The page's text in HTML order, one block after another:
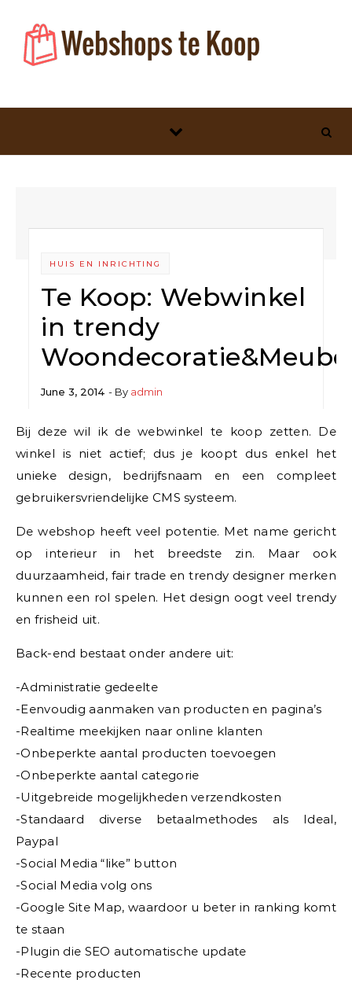
HUIS EN INRICHTING
Te Koop: Webwinkel
in trendy
June 3, 2014 - By admin
Bij deze wil ik de webwinkel te koop zetten. De
winkel is niet actief; dus je koopt dus enkel het
unieke design, bedrijfsnaam en een compleet
gebruikersvriendelijke CMS systeem.
De webshop heeft veel potentie. Met name gericht
op interieur in het breedste zin. Maar ook
duurzaamheid, fair trade en trendy designer merken
kunnen een rol spelen. Het design oogt veel trendy
en frisheid uit.
Back-end bestaat onder andere uit:
-Administratie gedeelte
-Eenvoudig aanmaken van producten en pagina’s
-Realtime meekijken naar online klanten
-Onbeperkte aantal producten toevoegen
-Onbeperkte aantal categorie
-Uitgebreide mogelijkheden verzendkosten
-Standaard diverse betaalmethodes als Ideal,
Paypal
-Social Media “like” button
-Social Media volg ons
-Google Site Map, waardoor u beter in ranking komt
te staan
-Plugin die SEO automatische update
-Recente producten